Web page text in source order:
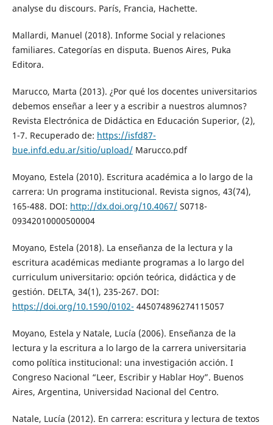
analyse du discours. París, Francia, Hachette.
Mallardi, Manuel (2018). Informe Social y relaciones
familiares. Categorías en disputa. Buenos Aires, Puka
Editora.
Marucco, Marta (2013). ¿Por qué los docentes universitarios
debemos enseñar a leer y a escribir a nuestros alumnos?
Revista Electrónica de Didáctica en Educación Superior, (2),
1-7. Recuperado de: https://isfd87-
bue.infd.edu.ar/sitio/upload/Marucco.pdf
Moyano, Estela (2010). Escritura académica a lo largo de la
carrera: Un programa institucional. Revista signos, 43(74),
165-488. DOI: http://dx.doi.org/10.4067/S0718-
09342010000500004
Moyano, Estela (2018). La enseñanza de la lectura y la
escritura académicas mediante programas a lo largo del
curriculum universitario: opción teórica, didáctica y de
gestión. DELTA, 34(1), 235-267. DOI:
https://doi.org/10.1590/0102- 445074896274115057
Moyano, Estela y Natale, Lucía (2006). Enseñanza de la
lectura y la escritura a lo largo de la carrera universitaria
como política institucional: una investigación acción. I
Congreso Nacional “Leer, Escribir y Hablar Hoy”. Buenos
Aires, Argentina, Universidad Nacional del Centro.
Natale, Lucía (2012). En carrera: escritura y lectura de textos